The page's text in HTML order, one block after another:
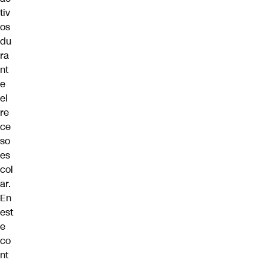
tiv
os
du
ra
nt
e
el
re
ce
so
es
col
ar.
En
est
e
co
nt